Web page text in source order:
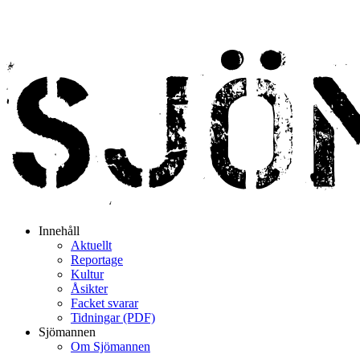
Innehåll
Aktuellt
Reportage
Kultur
Åsikter
Facket svarar
Tidningar (PDF)
Sjömannen
Om Sjömannen